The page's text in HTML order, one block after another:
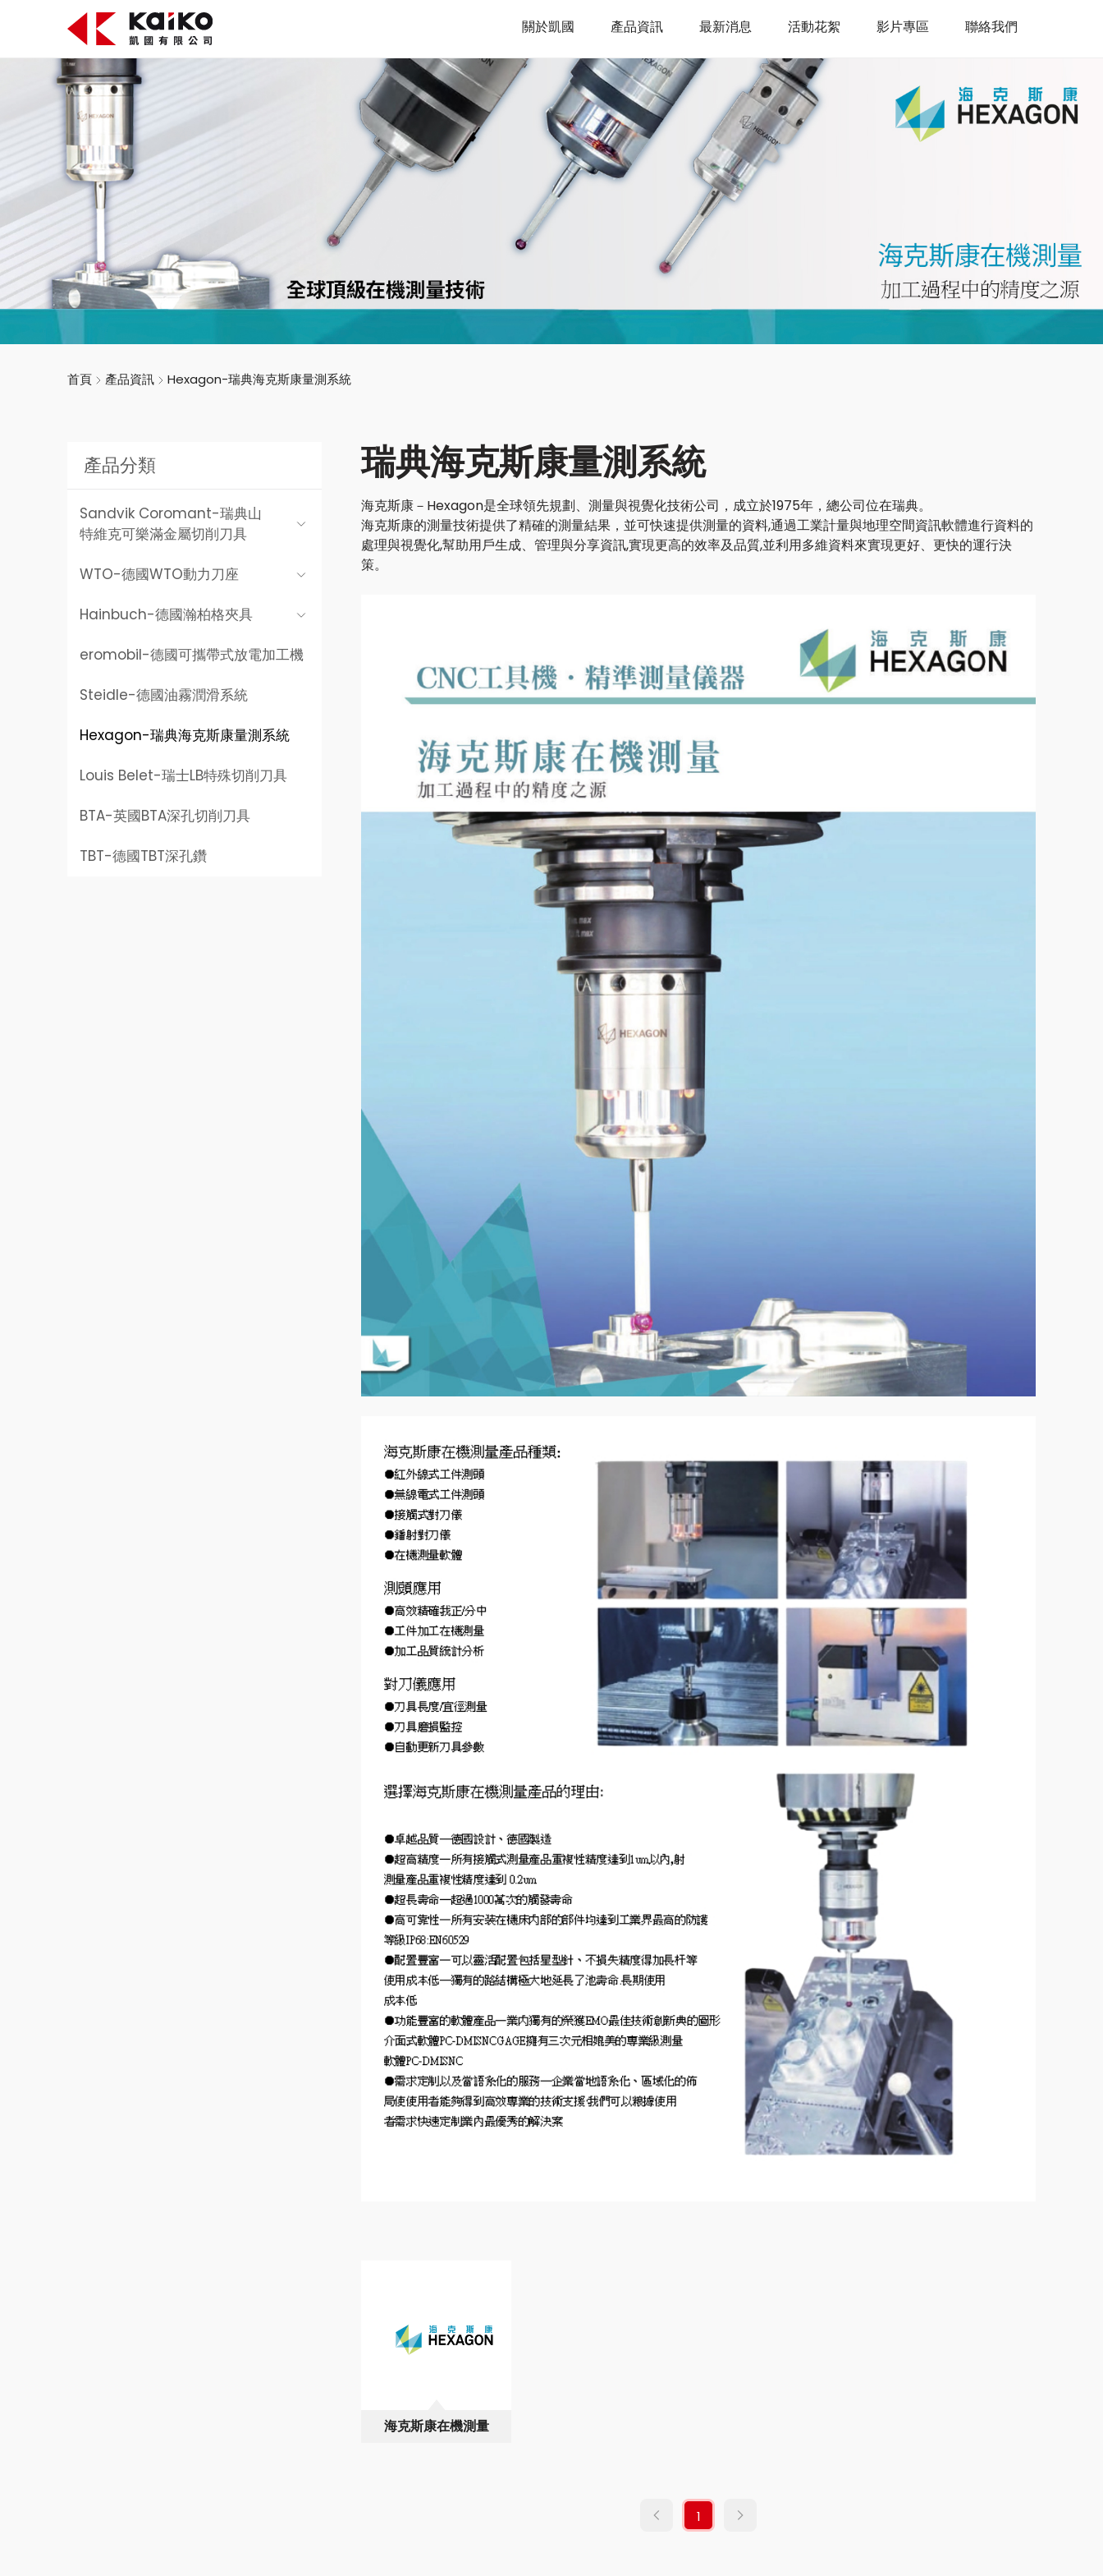
關於凱國 產品資訊 最新消息 活動花絮 影片專區 聯絡我們
關於凱國
最新消息
影片專區
聯絡我們
首頁 產品資訊 Hexagon-瑞典海克斯康量測系統
產品分類
Sandvik Coromant-瑞典山
特維克可樂滿金屬切削刀具
WTO-德國WTO動力刀座
Hainbuch-德國瀚柏格夾具
eromobil-德國可攜帶式放電加工機
Steidle-德國油霧潤滑系統
Hexagon-瑞典海克斯康量測系統
Louis Belet-瑞士LB特殊切削刀具
BTA-英國BTA深孔切削刀具
TBT-德國TBT深孔鑽
瑞典海克斯康量測系統
海克斯康－Hexagon是全球領先規劃、測量與視覺化技術公司，成立於1975年，總公司位在瑞典。
海克斯康的測量技術提供了精確的測量結果，並可快速提供測量的資料,通過工業計量與地理空間資訊軟體進行資料的
處理與視覺化,幫助用戶生成、管理與分享資訊,實現更高的效率及品質,並利用多維資料來實現更好、更快的運行決
策。
海克斯康在機測量
1